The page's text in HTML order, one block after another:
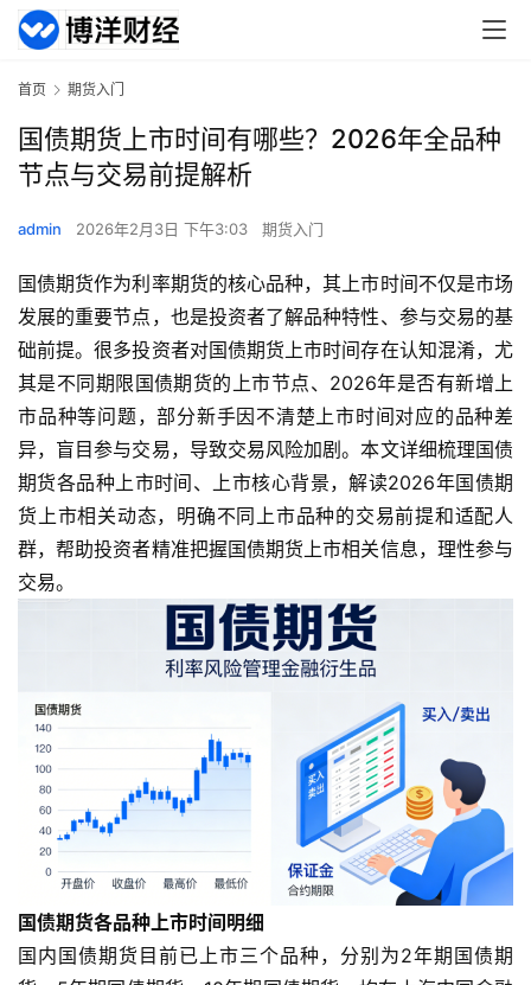
首页 期货入门
国债期货上市时间有哪些？2026年全品种
节点与交易前提解析
admin 2026年2月3日 下午3:03 期货入门
国债期货作为利率期货的核心品种，其上市时间不仅是市场
发展的重要节点，也是投资者了解品种特性、参与交易的基
础前提。很多投资者对国债期货上市时间存在认知混淆，尤
其是不同期限国债期货的上市节点、2026年是否有新增上
市品种等问题，部分新手因不清楚上市时间对应的品种差
异，盲目参与交易，导致交易风险加剧。本文详细梳理国债
期货各品种上市时间、上市核心背景，解读2026年国债期
货上市相关动态，明确不同上市品种的交易前提和适配人
群，帮助投资者精准把握国债期货上市相关信息，理性参与
交易。
国债期货各品种上市时间明细
国内国债期货目前已上市三个品种，分别为2年期国债期